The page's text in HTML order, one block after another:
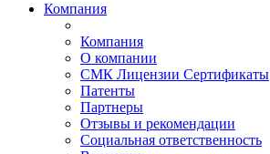
Компания
Компания
О компании
СМК Лицензии Сертификаты
Патенты
Партнеры
Отзывы и рекомендации
Социальная ответственность